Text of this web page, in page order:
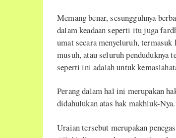
Memang benar, sesungguhnya
dalam keadaan seperti itu juga
umat secara menyeluruh,
musuh, atau seluruh penduduknya
seperti ini adalah untuk
Perang dalam hal ini merupakan
didahulukan atas hak makhluk-Nya.
Uraian tersebut merupakan